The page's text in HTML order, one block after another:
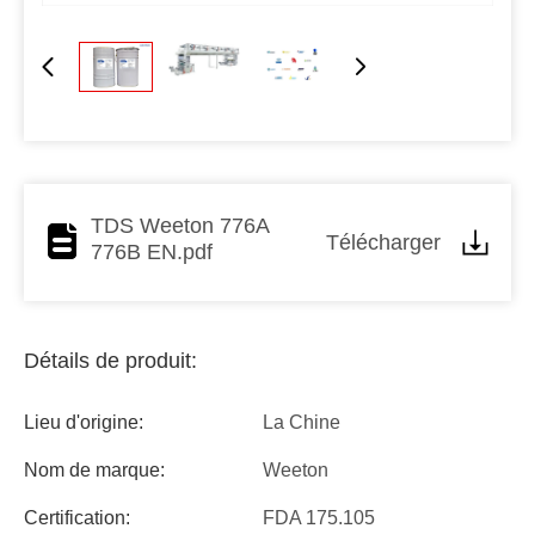
TDS Weeton 776A
776B EN.pdf
Télécharger
Détails de produit:
Lieu d'origine: La Chine
Nom de marque: Weeton
Certification: FDA 175.105